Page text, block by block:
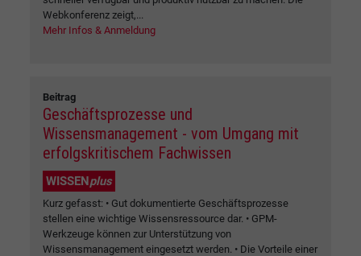
Webkonferenz zeigt,...
Mehr Infos & Anmeldung
Beitrag
Geschäftsprozesse und
Wissensmanagement - vom Umgang mit
erfolgskritischem Fachwissen
WISSENplus
Kurz gefasst: • Gut dokumentierte Geschäftsprozesse
stellen eine wichtige Wissensressource dar. • GPM-
Werkzeuge können zur Unterstützung von
Wissensmanagement eingesetzt werden. • Die Vorteile einer